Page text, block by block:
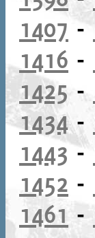
1407 -
1416 -
1425-
1434-
1443-
1452 -
1461 -